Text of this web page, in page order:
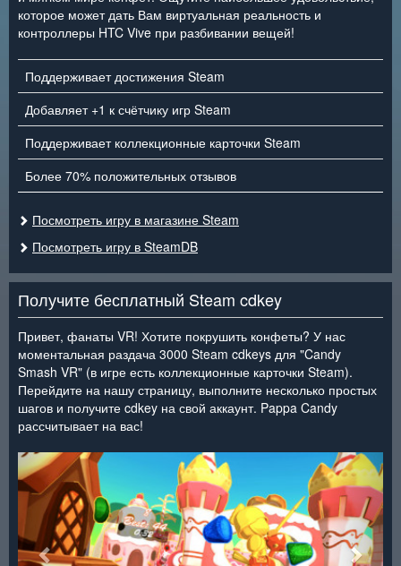
которое может дать Вам виртуальная реальность и
контроллеры HTC Vive при разбивании вещей!
Поддерживает достижения Steam
Добавляет +1 к счётчику игр Steam
Поддерживает коллекционные карточки Steam
Более 70% положительных отзывов
Посмотреть игру в магазине Steam
Посмотреть игру в SteamDB
Получите бесплатный Steam cdkey
Привет, фанаты VR! Хотите покрушить конфеты? У нас
моментальная раздача 3000 Steam cdkeys для "Candy
Smash VR" (в игре есть коллекционные карточки Steam).
Перейдите на нашу страницу, выполните несколько простых
шагов и получите cdkey на свой аккаунт. Pappa Candy
рассчитывает на вас!
< >